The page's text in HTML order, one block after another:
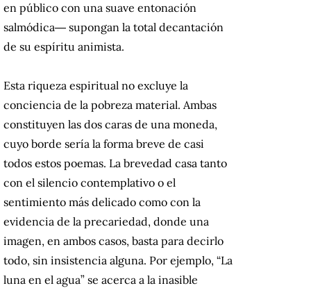
en público con una suave entonación
salmódica― supongan la total decantación
de su espíritu animista.
Esta riqueza espiritual no excluye la
conciencia de la pobreza material. Ambas
constituyen las dos caras de una moneda,
cuyo borde sería la forma breve de casi
todos estos poemas. La brevedad casa tanto
con el silencio contemplativo o el
sentimiento más delicado como con la
evidencia de la precariedad, donde una
imagen, en ambos casos, basta para decirlo
todo, sin insistencia alguna. Por ejemplo, “La
luna en el agua” se acerca a la inasible